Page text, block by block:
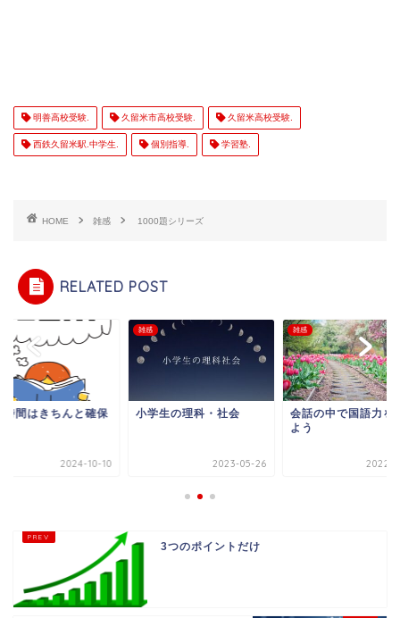
明善高校受験. 久留米市高校受験. 久留米高校受験.
西鉄久留米駅.中学生. 個別指導. 学習塾.
HOME 雑感 1000題シリーズ
RELATED POST
時間はきちんと確保
2024-10-10
雑感
小学生の理科・社会
2023-05-26
雑感
会話の中で国語力を
よう
2022-
3つのポイントだけ